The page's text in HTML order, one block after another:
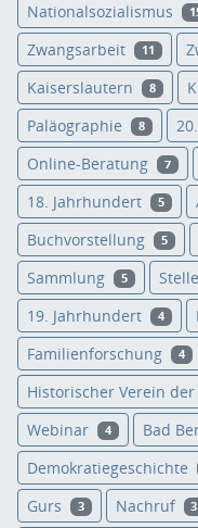
Nationalsozialismus
Zwangsarbeit 11
Kaiserslautern 8
Paläographie 8
Online-Beratung 7
18. Jahrhundert 5
Buchvorstellung 5
Sammlung 5
19. Jahrhundert 4
Familienforschung 4
Historischer Verein der
Webinar 4 Bad
Demokratiegeschichte
Gurs 3 Nachruf 3